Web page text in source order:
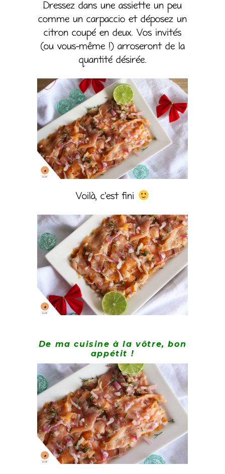
Dressez dans une assiette un peu
comme un carpaccio et déposez un
citron coupé en deux. Vos invités
(ou vous-même !) arroseront de la
quantité désirée.
Voilà, c’est fini
De ma cuisine à la vôtre, bon
appétit !